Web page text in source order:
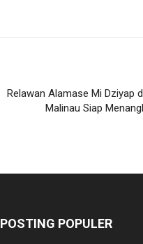
Relawan Alamase Mi Dziyap
Malinau Siap
POSTING POPULER